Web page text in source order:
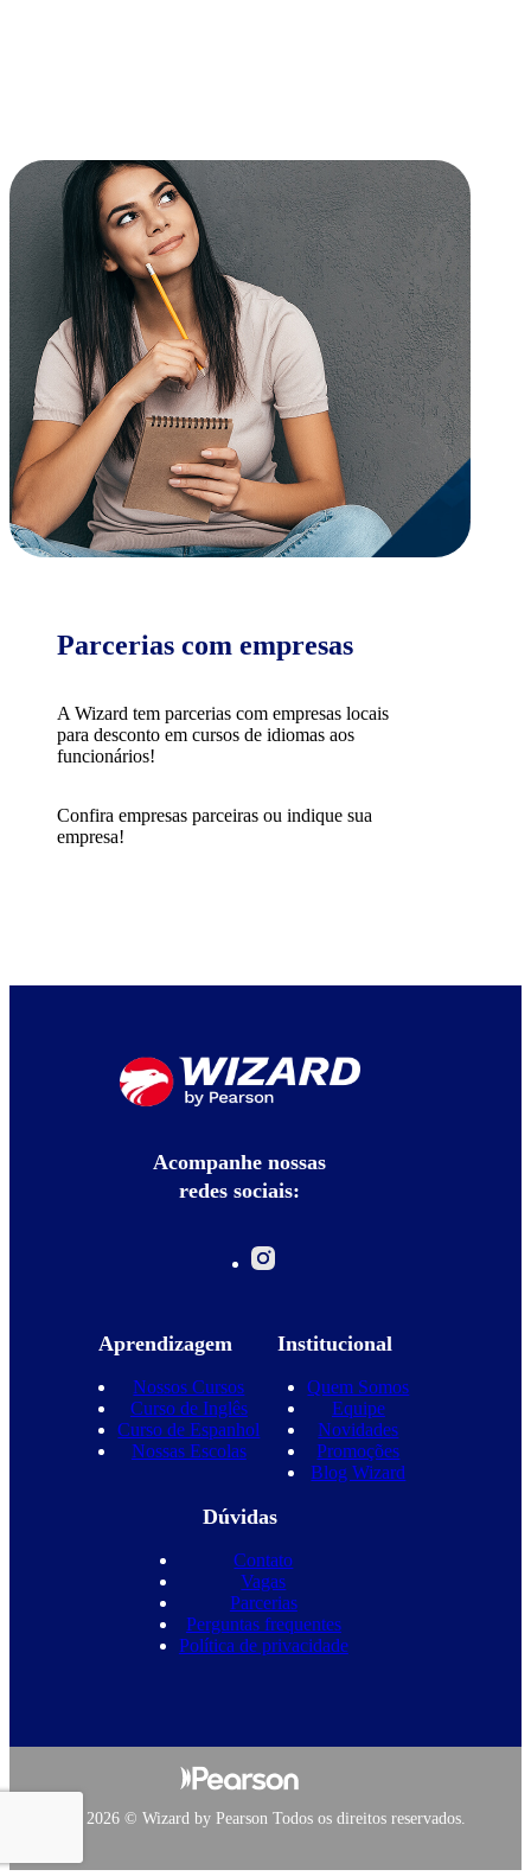
Parcerias com empresas
A Wizard tem parcerias com empresas locais
para desconto em cursos de idiomas aos
funcionários!
Confira empresas parceiras ou indique sua
empresa!
Acompanhe nossas
redes sociais:
Aprendizagem
Nossos Cursos
Curso de Inglês
Curso de Espanhol
Nossas Escolas
Institucional
Quem Somos
Equipe
Novidades
Promoções
Blog Wizard
Dúvidas
Contato
Vagas
Parcerias
Perguntas frequentes
Política de privacidade
Copyright 2026 © Wizard by Pearson Todos os direitos reservados.